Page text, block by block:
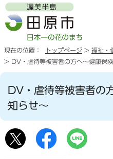
現在の位置： トップページ > 福祉・
> DV・虐待等被害者の方へ〜健康保
DV・虐待等被害者の
知らせ〜